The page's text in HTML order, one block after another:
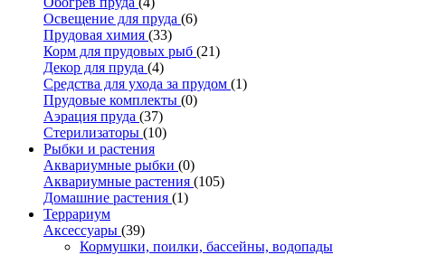
Освещение для пруда (6)
Прудовая химия (33)
Корм для прудовых рыб (21)
Декор для пруда (4)
Средства для ухода за прудом (1)
Прудовые комплекты (0)
Аэрация пруда (37)
Стерилизаторы (10)
Рыбки и растения
Аквариумные рыбки (0)
Аквариумные растения (105)
Домашние растения (1)
Террариум
Аксессуары (39)
Кормушки, поилки, бассейны, водопады